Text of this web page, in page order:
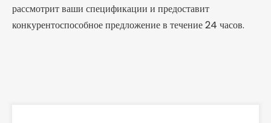
рассмотрит ваши спецификации и предоставит
конкурентоспособное предложение в течение 24 часов.